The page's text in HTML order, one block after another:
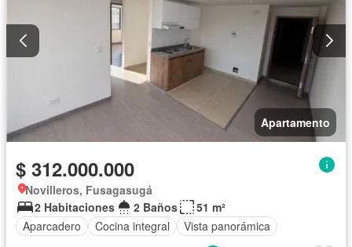
Apartamento
$ 312.000.000
Novilleros, Fusagasugá
2 Habitaciones
2 Baños
51 m²
Aparcadero
Cocina integral Vista panorámica